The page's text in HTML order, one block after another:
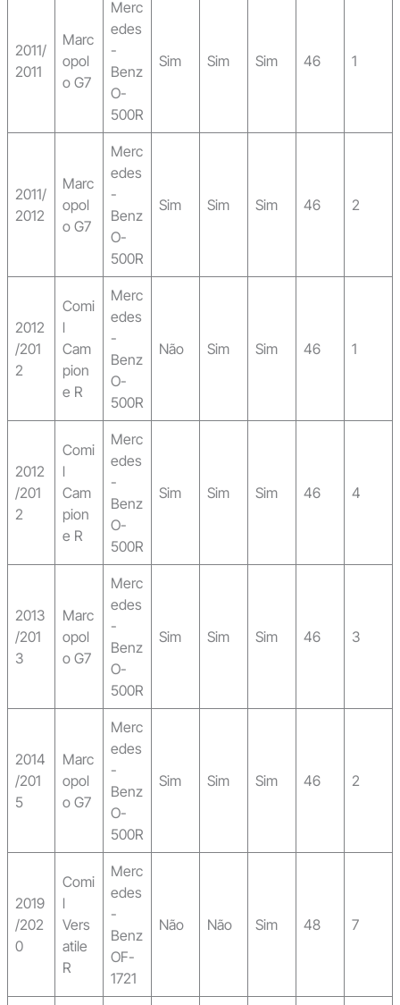
2011/
2011
Marc
opol
o G7
Merc
edes
-
Benz
O-
500R
Sim Sim Sim 46 1
2011/
2012
Marc
opol
o G7
Merc
edes
-
Benz
O-
500R
Sim Sim Sim 46 2
2012
/201
2
Comi
l
Cam
pion
e R
Merc
edes
-
Benz
O-
500R
Não Sim Sim 46 1
2012
/201
2
Comi
l
Cam
pion
e R
Merc
edes
-
Benz
O-
500R
Sim Sim Sim 46 4
2013
/201
3
Marc
opol
o G7
Merc
edes
-
Benz
O-
500R
Sim Sim Sim 46 3
2014
/201
5
Marc
opol
o G7
Merc
edes
-
Benz
O-
500R
Sim Sim Sim 46 2
2019
/202
0
Comi
l
Vers
atile
R
Merc
edes
-
Benz
OF-
1721
Não Não Sim 48 7